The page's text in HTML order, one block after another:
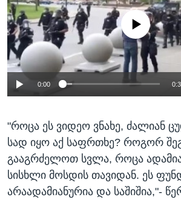
No media source
0:00
"როცა ეს ვიდეო ვნახე, ძალიან
სად იყო აქ საფრთხე? როგორ
გააგრძელოთ სვლა, როცა
სისხლი მოსდის თავიდან. ეს
არაადამიანურია და საშიშია,"-